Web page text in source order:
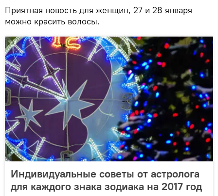
Приятная новость для женщин, 27 и 28 января
можно красить волосы.
Индивидуальные советы от астролога
для каждого знака зодиака на 2017 год